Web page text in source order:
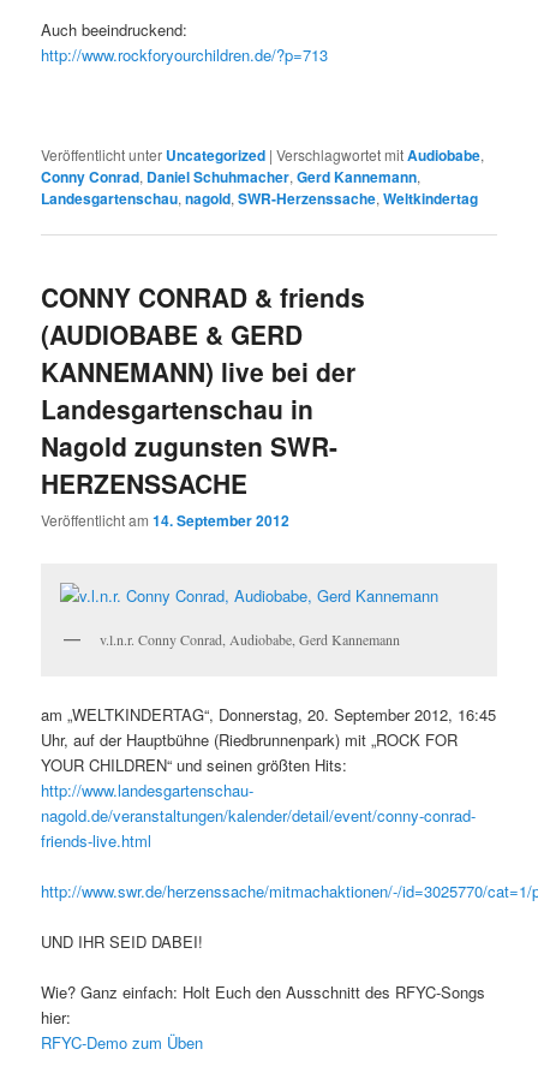
Auch beeindruckend:
http://www.rockforyourchildren.de/?p=713
Veröffentlicht unter Uncategorized |Verschlagwortet mitAudiobabe,
Conny Conrad, Daniel Schuhmacher,Gerd Kannemann,
Landesgartenschau,nagold,SWR-Herzenssache,Weltkindertag
CONNY CONRAD & friends
(AUDIOBABE & GERD
KANNEMANN) live bei der
Landesgartenschau in
Nagold zugunsten SWR-
HERZENSSACHE
Veröffentlicht am14. September 2012
v.l.n.r. Conny Conrad, Audiobabe, Gerd Kannemann
am „WELTKINDERTAG“, Donnerstag, 20. September 2012, 16:45
Uhr, auf der Hauptbühne (Riedbrunnenpark) mit „ROCK FOR
YOUR CHILDREN“ und seinen größten Hits:
http://www.landesgartenschau-
nagold.de/veranstaltungen/kalender/detail/event/conny-conrad-
friends-live.html
http://www.swr.de/herzenssache/mitmachaktionen/-/id=3025770/
UND IHR SEID DABEI!
Wie? Ganz einfach: Holt Euch den Ausschnitt des RFYC-Songs
hier:
RFYC-Demo zum Üben